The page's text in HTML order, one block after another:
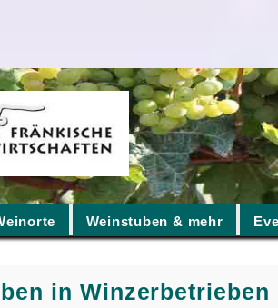
Weinstuben & mehr
in Winzerbetrieben